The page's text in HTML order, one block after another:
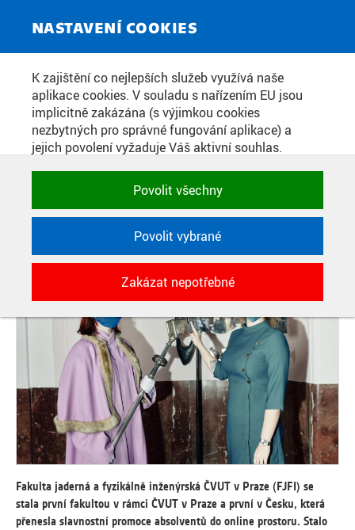
NASTAVENÍ COOKIES
K zajištění co nejlepších služeb využívá naše
aplikace cookies. V souladu s nařízením EU jsou
implicitně zakázána (s výjimkou cookies
nezbytných pro správné fungování aplikace) a
jejich povolení vyžaduje Váš aktivní souhlas.
zakázat, případně vybrat a povolit cookies podle
kategorie. Svoje rozhodnutí můžete samozřejmě
kdykoli změnit.
POTŘEBNÉ
Technické cookies využívané aplikacemi
ČVUT pro uchování jejich nastavení,
vlastností a identifikátorů relace. Jsou
nezbytné pro správné fungování a jsou
vždy aktivní.
ANALYTICKÉ
Slouží pro získávání anonymizovaných
statistických údajů, které nám pomáhají
vylepšovat naše aplikace. Zpravidla jde o
cookies systémů třetích stran, které k
těmto účelům využíváme.
Povolit všechny
Povolit vybrané
Zakázat nepotřebné
ZPRAVODAJSKÝ SERVIS
FAKULTA JADERNÁ A FYZIKÁLNĚ
INŽENÝRSKÁ USPOŘÁDALA
PRVNÍ ONLINE PROMOCI NA
ČVUT A V ČESKÉ REPUBLICE
Datum zveřejnění:8. 3. 2021
Fakulta jaderná a fyzikálně inženýrská ČVUT v Praze (FJFI) se
stala první fakultou v rámci ČVUT v Praze a první v Česku, která
přenesla slavnostní promoce absolventů do online prostoru. Stalo